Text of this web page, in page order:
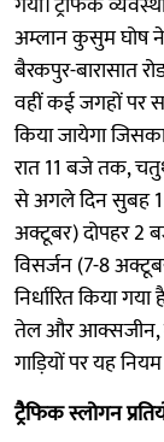
अम्लान कुसुम घोष ने
बैरकपुर-बारासात
वहीं कई जगहों पर
किया जायेगा
रात 11 बजे तक,
से अगले दिन सुबह 1
अक्टूबर) दोपहर 2
विसर्जन (7-8
निर्धारित किया
तेल और आक्सजीन,
गाड़ियों पर यह
ट्रैफिक स्लोगन